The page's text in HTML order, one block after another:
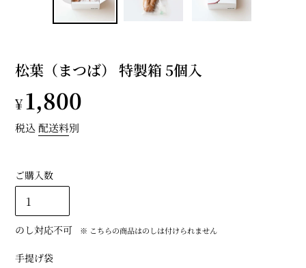
イ
ド
松葉（まつば） 特製箱 5個入
通
常
価
格
¥1,800
税込配送料別
ご購入数
のし対応不可 ※ こちらの商品はのしは付けられません
手提げ袋